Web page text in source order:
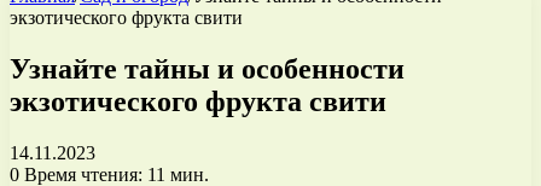
экзотического фрукта свити
Узнайте тайны и особенности
экзотического фрукта свити
14.11.2023
0 Время чтения: 11 мин.